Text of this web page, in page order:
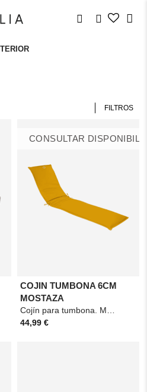
FILTROS
CONSULTAR
COJIN TUMBONA 6CM
MOSTAZA
Cojín para tumbona. Material: Poliéster y espuma. Medidas: 60x6x190cm. Color: Amarillo
44,99 €